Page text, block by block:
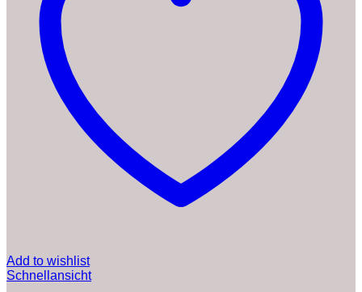
Add to wishlist
Schnellansicht